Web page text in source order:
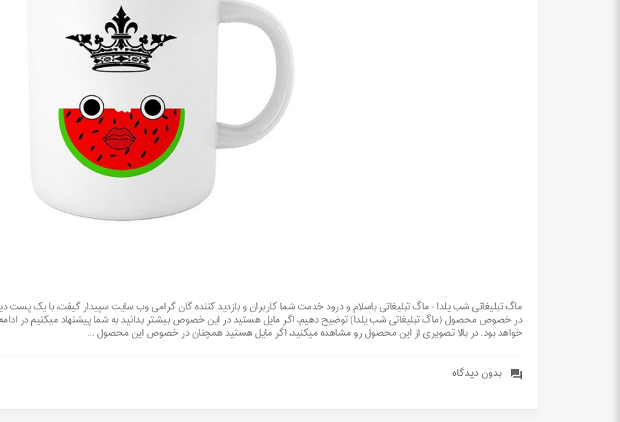
ماگ تبلیغاتی شب یلدا - ماگ تبلیغاتی باسلام و درود خدمت شما کاربران و بازدید کننده گان گرامی وب سایت سپیدار گیفت، با یک
در خصوص محصول (ماگ تبلیغاتی شب یلدا) توضیح دهیم، اگر مایل هستید در این خصوص بیشتر بدانید به شما پیشنهاد میکنیم در ادامه
خواهد بود. در بالا تصویری از این محصول رو مشاهده میکنید، اگر مایل هستید همچنان در خصوص این محصول ...
بدون دیدگاه